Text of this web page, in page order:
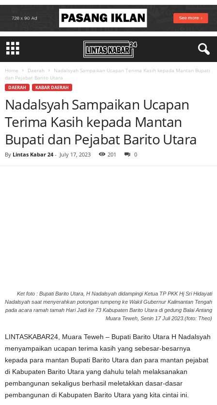
Home Daerah
Nadalsyah Sampaikan Ucapan Terima Kasih kepada Mantan Bupati
dan Pejabat Barito Utara
DAERAH KABAR DAERAH
Nadalsyah Sampaikan Ucapan
Terima Kasih kepada Mantan
Bupati dan Pejabat Barito Utara
By Lintas Kabar 24- July 17, 2023 201 0
Ket foto : Bupati Barito Utara, H Nadalsyah didampingi Ketua TP PKK Hj Sri Hidayati
Nadalsyah saat menyerahkan potongan tumpeng ke Wakil Gubernur Kalimantan Tengah
pada acara ramah tamah Hari Jadi ke 73 Kabupaten Barito Utara di gedung Balai Antang
Muara Teweh, Senin 17 Juli 2023.(foto: Theo)
LINTASKABAR24, Muara Teweh – Bupati Barito Utara H Nadalsyah
menyampaikan ucapan terima kasih yang sebesar-besarnya
kepada para mantan Bupati Barito Utara dan para mantan pejabat
di Kabupaten Barito Utara yang dahulu telah melaksanakan
pembangunan sekaligus berhasil meletakkan dasar-dasar
pembangunan di Kabupaten Barito Utara yang kita cintai ini.